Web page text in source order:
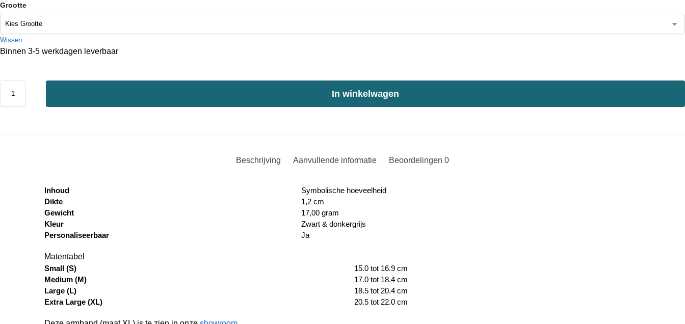
Grootte
Wissen
Binnen 3-5 werkdagen leverbaar
In winkelwagen
Beschrijving Aanvullende informatie Beoordelingen 0
Inhoud
Symbolische hoeveelheid
Dikte
1,2 cm
Gewicht
17,00 gram
Kleur
Zwart & donkergrijs
Personaliseerbaar
Ja
Matentabel
Small (S)
15.0 tot 16.9 cm
Medium (M)
17.0 tot 18.4 cm
Large (L)
18.5 tot 20.4 cm
Extra Large (XL)
20.5 tot 22.0 cm